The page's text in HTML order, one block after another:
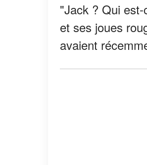
"Jack ? Qui
et ses joues
avaient